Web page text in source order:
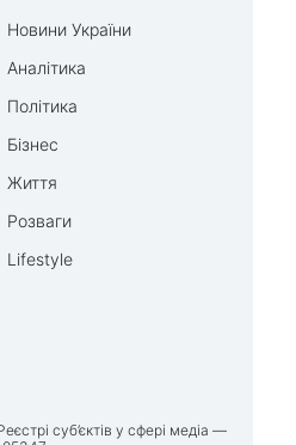
Новини України
Аналітика
Політика
Бізнес
Життя
Розваги
Lifestyle
суб’єктів у сфері медіа —